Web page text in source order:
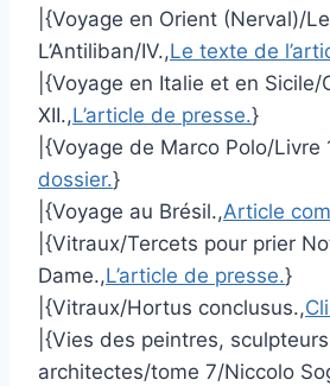
|{Voyage en Orient (Nerval)/
L’Antiliban/IV.,Le texte de
|{Voyage en Italie et en Sicile/
XII.,L’article de presse.}
|{Voyage de Marco Polo/Livre
dossier.}
|{Voyage au Brésil.,Article
|{Vitraux/Tercets pour prier
Dame.,L’article de presse.}
|{Vitraux/Hortus conclusus.,
|{Vies des peintres,
architectes/tome 7/Niccolo